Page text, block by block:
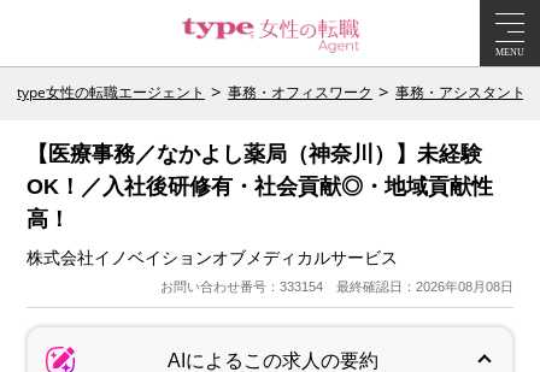
MENU
type女性の転職エージェント 事務・オフィスワーク 事務・アシスタント
【医療事務／なかよし薬局（神奈川）】未経験
OK！／入社後研修有・社会貢献◎・地域貢献性
高！
株式会社イノベイションオブメディカルサービス
お問い合わせ番号：333154 最終確認日：2026年08月08日
AIによるこの求人の要約